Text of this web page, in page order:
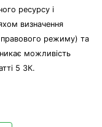
ресурсу і
визначення
правового режиму) та
можливість
5 ЗК.